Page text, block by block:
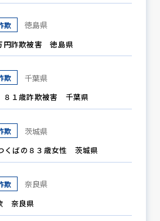
犯対策情報
力会について
欺
徳島県
円詐欺被害 徳島県
欺
千葉県
１歳詐欺被害 千葉県
欺
茨城県
くばの８３歳女性 茨城県
欺
奈良県
奈良県